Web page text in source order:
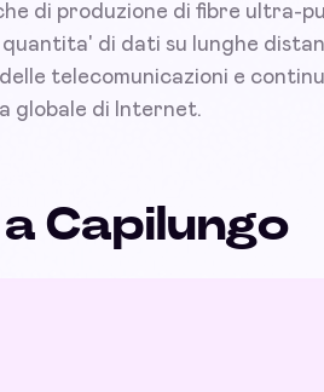
di produzione di fibre ultra-
di dati su lunghe
telecomunicazioni e
globale di Internet.
Capilungo